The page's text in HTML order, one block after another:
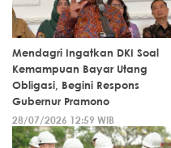
Mendagri Ingatkan DKI Soal
Kemampuan Bayar Utang
Obligasi, Begini Respons
Gubernur Pramono
28/07/2026 12:59 WIB